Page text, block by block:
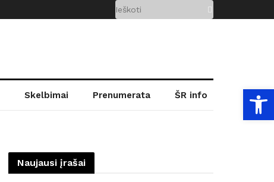
Skelbimai Prenumerata ŠR info
Naujausi įrašai